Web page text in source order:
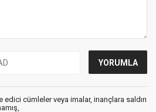
edici cümleler veya imalar, inançlara saldırı